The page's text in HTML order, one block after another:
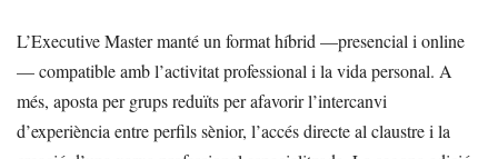
L’Executive Master manté un format híbrid —presencial i online
— compatible amb l’activitat professional i la vida personal. A
més, aposta per grups reduïts per afavorir l’intercanvi
d’experiència entre perfils sènior, l’accés directe al claustre i la